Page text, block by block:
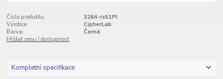
Číslo produktu:
3264-rs51PI
Výrobce:
CipherLab
Barva:
Černá
Hlídat cenu / dostupnost
Kompletní specifikace